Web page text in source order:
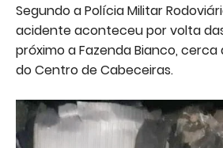
Segundo a Polícia Militar
acidente aconteceu por volta
próximo a Fazenda Bianco,
do Centro de Cabeceiras.